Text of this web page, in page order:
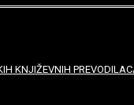
KNJIŽEVNIH